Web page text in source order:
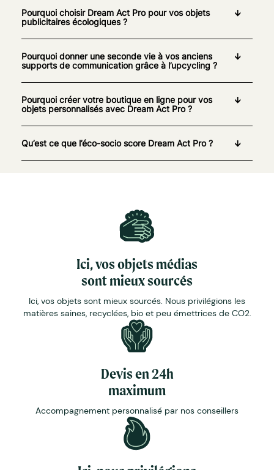
Pourquoi choisir Dream Act Pro pour vos objets
publicitaires écologiques ?
Pourquoi donner une seconde vie à vos anciens
supports de communication grâce à l’upcycling ?
Pourquoi créer votre boutique en ligne pour vos
objets personnalisés avec Dream Act Pro ?
Qu’est ce que l’éco-socio score Dream Act Pro ?
Ici, vos objets médias
sont mieux sourcés
Ici, vos objets sont mieux sourcés. Nous privilégions les
matières saines, recyclées, bio et peu émettrices de CO2.
Devis en 24h
maximum
Accompagnement personnalisé par nos conseillers